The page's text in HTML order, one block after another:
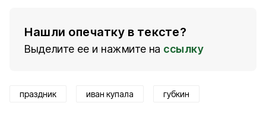
Нашли опечатку в тексте?
Выделите ее и нажмите на ссылку
праздник иван купала губкин